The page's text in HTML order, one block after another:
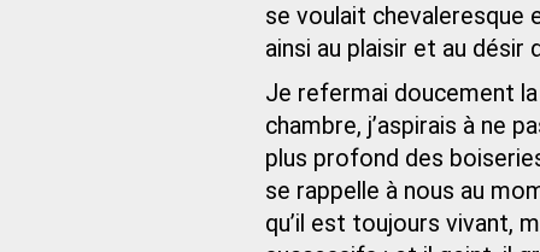
se voulait chevaleresque
ainsi au plaisir et au
Je refermai doucement
chambre, j’aspirais à ne
plus profond des
se rappelle à nous au
qu’il est toujours vivant,